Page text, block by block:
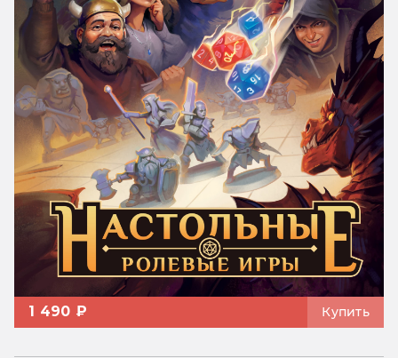
1 490 ₽ Купить